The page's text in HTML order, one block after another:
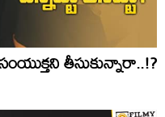
తీసుకున్నారా..!?